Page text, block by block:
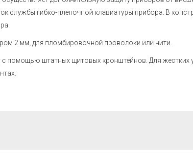
службы гибко-пленочной клавиатуры прибора. В
2 мм, для пломбировочной проволоки или нити.
с помощью штатных щитовых кронштейнов. Для жестких